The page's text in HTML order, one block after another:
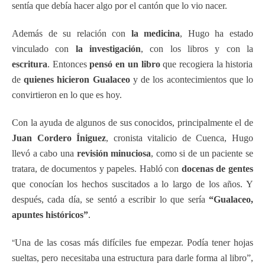
sentía que debía hacer algo por el cantón que lo vio nacer.
Además de su relación con la medicina, Hugo ha estado
vinculado con la investigación, con los libros y con la
escritura. Entoncespensó en un libroque recogiera la historia
dequienes hicieron Gualaceoy de los acontecimientos que lo
convirtieron en lo que es hoy.
Con la ayuda de algunos de sus conocidos, principalmente el de
Juan Cordero Íniguez, cronista vitalicio de Cuenca, Hugo
llevó a cabo una revisión minuciosa, como si de un paciente se
tratara, de documentos y papeles. Habló con docenas de gentes
que conocían los hechos suscitados a lo largo de los años. Y
después, cada día, se sentó a escribir lo que sería “Gualaceo,
apuntes históricos”.
“Una de las cosas más difíciles fue empezar. Podía tener hojas
sueltas, pero necesitaba una estructura para darle forma al libro”,